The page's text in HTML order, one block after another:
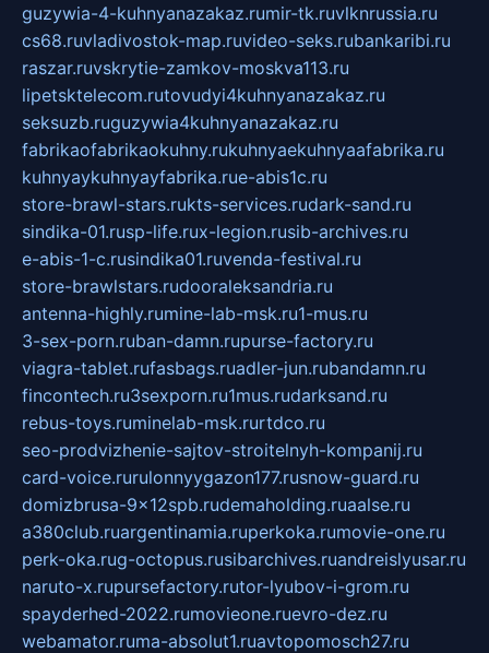
guzywia-4-kuhnyanazakaz.rumir-tk.ruvlknrussia.ru
cs68.ruvladivostok-map.ruvideo-seks.rubankaribi.ru
raszar.ruvskrytie-zamkov-moskva113.ru
lipetsktelecom.rutovudyi4kuhnyanazakaz.ru
seksuzb.ruguzywia4kuhnyanazakaz.ru
fabrikaofabrikaokuhny.rukuhnyaekuhnyaafabrika.ru
kuhnyaykuhnyayfabrika.rue-abis1c.ru
store-brawl-stars.rukts-services.rudark-sand.ru
sindika-01.rusp-life.rux-legion.rusib-archives.ru
e-abis-1-c.rusindika01.ruvenda-festival.ru
store-brawlstars.rudooraleksandria.ru
antenna-highly.rumine-lab-msk.ru1-mus.ru
3-sex-porn.ruban-damn.rupurse-factory.ru
viagra-tablet.rufasbags.ruadler-jun.rubandamn.ru
fincontech.ru3sexporn.ru1mus.rudarksand.ru
rebus-toys.ruminelab-msk.rurtdco.ru
seo-prodvizhenie-sajtov-stroitelnyh-kompanij.ru
card-voice.rurulonnyygazon177.rusnow-guard.ru
domizbrusa-9x12spb.rudemaholding.ruaalse.ru
a380club.ruargentinamia.ruperkoka.rumovie-one.ru
perk-oka.rug-octopus.rusibarchives.ruandreislyusar.ru
naruto-x.rupursefactory.rutor-lyubov-i-grom.ru
spayderhed-2022.rumovieone.ruevro-dez.ru
webamator.ruma-absolut1.ruavtopomosch27.ru